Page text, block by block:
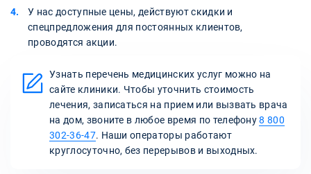
У нас доступные цены, действуют скидки и
спецпредложения для постоянных клиентов,
проводятся акции.
Узнать перечень медицинских услуг можно на
сайте клиники. Чтобы уточнить стоимость
лечения, записаться на прием или вызвать врача
на дом, звоните в любое время по телефону8 800
302-36-47. Наши операторы работают
круглосуточно, без перерывов и выходных.